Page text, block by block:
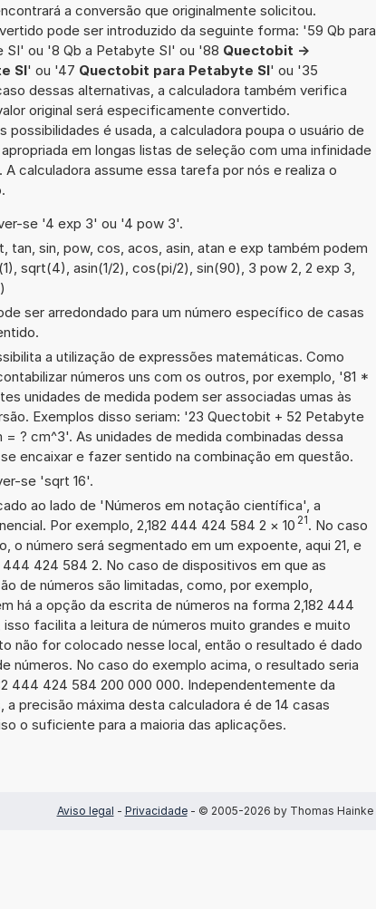
a conversão que originalmente solicitou.
pode ser introduzido da seguinte forma: '59 Qb para
ou '8 Qb a Petabyte SI' ou '88 Quectobit ->
SI' ou '47 Quectobit para Petabyte SI' ou '35
dessas alternativas, a calculadora também verifica
original será especificamente convertido.
é usada, a calculadora poupa o usuário de
em longas listas de seleção com uma infinidade
calculadora assume essa tarefa por nós e realiza o
se '4 exp 3' ou '4 pow 3'.
tan, sin, pow, cos, acos, asin, atan e exp também podem
sqrt(4), asin(1/2), cos(pi/2), sin(90), 3 pow 2, 2 exp 3,
ser arredondado para um número específico de casas
a utilização de expressões matemáticas. Como
números uns com os outros, por exemplo, '81 *
unidades de medida podem ser associadas umas às
Exemplos disso seriam: '23 Quectobit + 52 Petabyte
? cm^3'. As unidades de medida combinadas dessa
encaixar e fazer sentido na combinação em questão.
se 'sqrt 16'.
ao lado de 'Números em notação científica', a
Por exemplo, 2,182 444 424 584 2 × 10 21. No caso
o número será segmentado em um expoente, aqui 21, e
444 424 584 2. No caso de dispositivos em que as
de números são limitadas, como, por exemplo,
há a opção da escrita de números na forma 2,182 444
isso facilita a leitura de números muito grandes e muito
não for colocado nesse local, então o resultado é dado
números. No caso do exemplo acima, o resultado seria
444 424 584 200 000 000. Independentemente da
precisão máxima desta calculadora é de 14 casas
o suficiente para a maioria das aplicações.
Aviso legal - Privacidade- © 2005-2026 by Thomas Hainke